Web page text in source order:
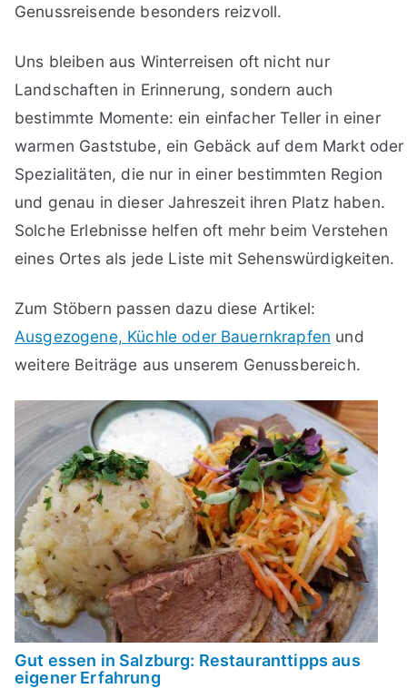
Genussreisende besonders reizvoll.
Uns bleiben aus Winterreisen oft nicht nur
Landschaften in Erinnerung, sondern auch
bestimmte Momente: ein einfacher Teller in einer
warmen Gaststube, ein Gebäck auf dem Markt oder
Spezialitäten, die nur in einer bestimmten Region
und genau in dieser Jahreszeit ihren Platz haben.
Solche Erlebnisse helfen oft mehr beim Verstehen
eines Ortes als jede Liste mit Sehenswürdigkeiten.
Zum Stöbern passen dazu diese Artikel:
Ausgezogene, Küchle oder Bauernkrapfen und
weitere Beiträge aus unserem Genussbereich.
Gut essen in Salzburg: Restauranttipps aus
eigener Erfahrung